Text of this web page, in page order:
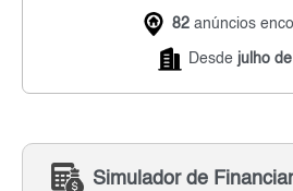
82 anúncios
Desde julho
Simulador de